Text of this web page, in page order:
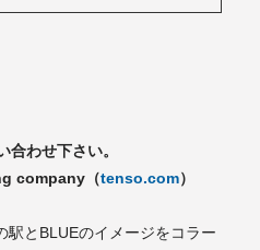
わせ下さい。
company（tenso.com）
駅とBLUEのイメージをコラー